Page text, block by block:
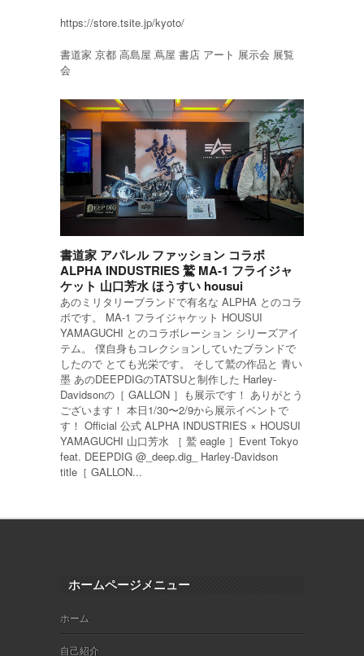
https://store.tsite.jp/kyoto/
書道家 京都 高島屋 蔦屋 書店 アート 展示会 展覧
会
書道家 アパレル ファッション コラボ
ALPHA INDUSTRIES 鷲 MA-1 フライジャ
ケット 山口芳水 ほうすい housui
あのミリタリーブランドで有名な ALPHA とのコラ
ボです。 MA-1 フライジャケット HOUSUI
YAMAGUCHI とのコラボレーション シリーズアイ
テム。 僕自身もコレクションしていたブランドで
したので とても光栄です。 そして鷲の作品と 青い
墨 あのDEEPDIGのTATSUと制作した Harley-
Davidsonの［ GALLON ］も展示です！ ありがとう
ございます！ 本日1/30〜2/9から展示イベントで
す！ Official 公式 ALPHA INDUSTRIES × HOUSUI
YAMAGUCHI 山口芳水 ［ 鷲 eagle ］Event Tokyo
feat. DEEPDIG @_deep.dig_ Harley-Davidson
title［ GALLON...
ホームページメニュー
ホーム
自己紹介